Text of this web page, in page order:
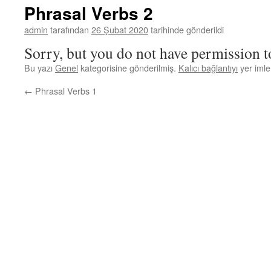
Phrasal Verbs 2
admin tarafından 26 Şubat 2020tarihinde gönderildi
Sorry, but you do not have permission
Bu yazıGenel kategorisine gönderilmiş. Kalıcı bağlantıyıyer
← Phrasal Verbs 1